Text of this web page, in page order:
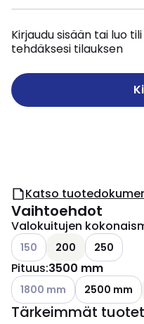
Kirjaudu sisään tai luo
tehdäksesi tilauksen
Katso
Vaihtoehdot
Valokuitujen
Katso käytettävissä olevat
150 200 250
Pituus:3500 mm
Katso käytettävissä olevat
1800 mm 2500 mm
Tärkeimmät